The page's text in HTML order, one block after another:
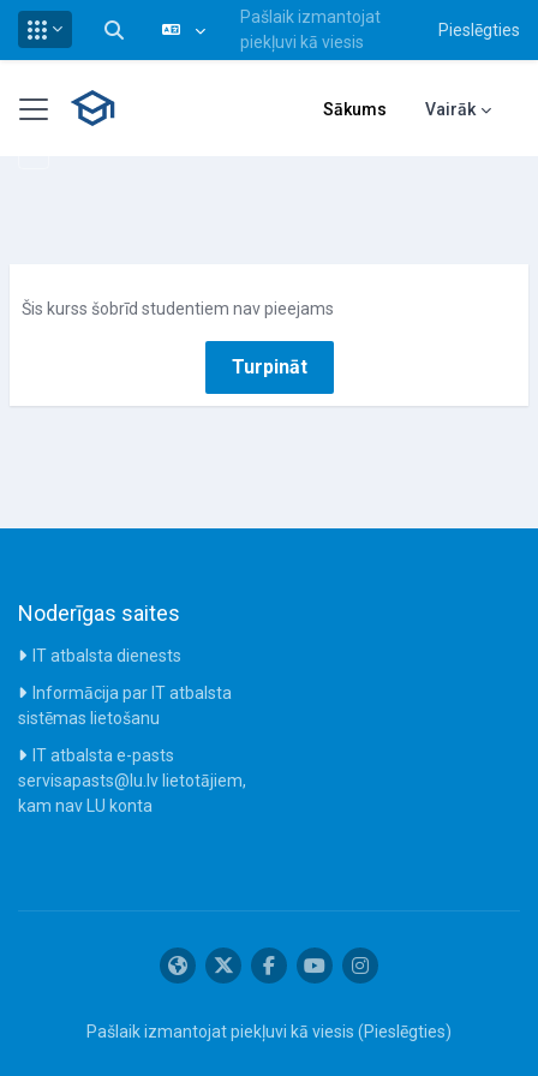
Pārslēgt meklēšanas ievadi
Pašlaik izmantojat
piekļuvi kā viesis
Pieslēgties
Sānu panelis Sākums Vairāk
Šis kurss šobrīd studentiem nav pieejams
Turpināt
Noderīgas saites
IT atbalsta dienests
Informācija par IT atbalsta
sistēmas lietošanu
IT atbalsta e-pasts
servisapasts@lu.lv lietotājiem,
kam nav LU konta
Pašlaik izmantojat piekļuvi kā viesis (Pieslēgties)